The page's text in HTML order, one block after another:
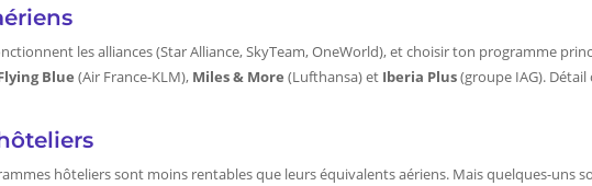
les alliances (Star Alliance, SkyTeam, OneWorld), et choisir ton programme
Blue (Air France-KLM), Miles & More (Lufthansa) et Iberia Plus(groupe IAG).
hôteliers sont moins rentables que leurs équivalents aériens. Mais quelques-uns